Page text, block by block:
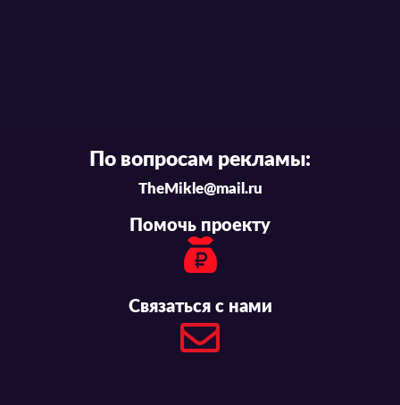
По вопросам рекламы:
TheMikle@mail.ru
Помочь проекту
Связаться с нами